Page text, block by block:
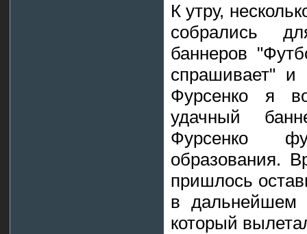
К утру,
собрались
баннеров
спрашивает"
Фурсенко я
удачный
Фурсенко
образования.
пришлось
в дальнейшем
который